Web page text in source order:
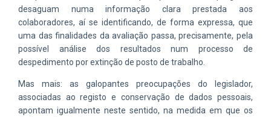
desaguam numa informação clara prestada aos
colaboradores, aí se identificando, de forma expressa, que
uma das finalidades da avaliação passa, precisamente, pela
possível análise dos resultados num processo de
despedimento por extinção de posto de trabalho.
Mas mais: as galopantes preocupações do legislador,
associadas ao registo e conservação de dados pessoais,
apontam igualmente neste sentido, na medida em que os